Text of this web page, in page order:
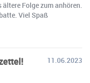
ältere Folge zum anhören.
Viel Spaß
11.06.2023